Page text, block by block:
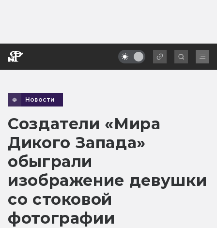
Новости
Создатели «Мира
Дикого Запада»
обыграли
изображение девушки
со стоковой
фотографии